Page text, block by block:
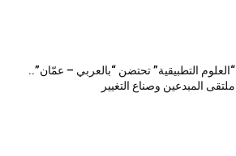
“العلوم التطبيقية” تحتضن “بالعربي – عمّان”..
ملتقى المبدعين وصناع التغيير